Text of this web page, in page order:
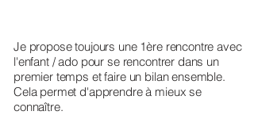
Je propose toujours une 1ère rencontre avec
l'enfant / ado pour se rencontrer dans un
premier temps et faire un bilan ensemble.
Cela permet d'apprendre à mieux se
connaître.